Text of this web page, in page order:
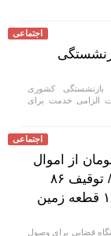
اجتماعی
بازنشستگی کشوری
الزامی خدمت برای
اجتماعی
تومان از اموال
شرکت‌های تراستی/ توقیف ۸۶
خودروی لوکس، ۱۸۷ قطعه زمین
قضایی برای وصول